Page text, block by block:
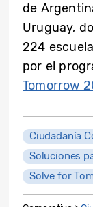
de
Uruguay,
224
por el
Tomorrow
Ciudadanía
Soluciones
Solve for